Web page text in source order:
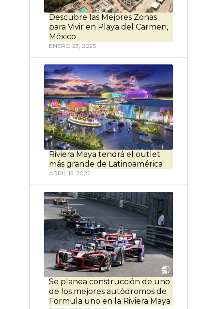
Descubre las Mejores Zonas
para Vivir en Playa del Carmen,
México
ENERO 23, 2025
Riviera Maya tendrá el outlet
más grande de Latinoamérica
ABRIL 15, 2022
Se planea construcción de uno
de los mejores autódromos de
Formula uno en la Riviera Maya